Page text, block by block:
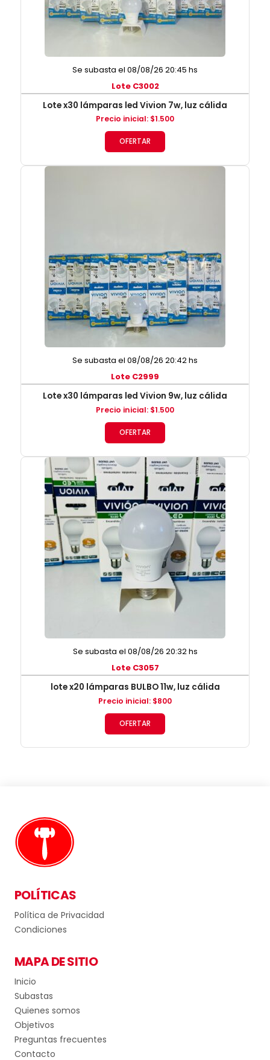
Se subasta el 08/08/26 20:45 hs
Lote C3002
Lote x30 lámparas led Vivion 7w, luz cálida
Precio inicial: $1.500
OFERTAR
Se subasta el 08/08/26 20:42 hs
Lote C2999
Lote x30 lámparas led Vivion 9w, luz cálida
Precio inicial: $1.500
OFERTAR
Se subasta el 08/08/26 20:32 hs
Lote C3057
lote x20 lámparas BULBO 11w, luz cálida
Precio inicial: $800
OFERTAR
POLÍTICAS
Política de Privacidad
Condiciones
MAPA DE SITIO
Inicio
Subastas
Quienes somos
Objetivos
Preguntas frecuentes
Contacto